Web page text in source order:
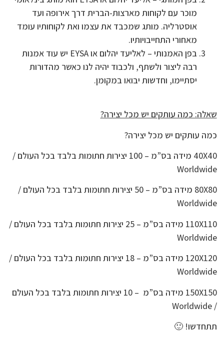
מוכר עם לקוחות מארצות-הברית דרך אירופה ועד
אוסטרליה. מותג שמכבד את עצמו ואת לקוחותיו עומד
מאחורי התחייבויותיו.
בפן האמנותי – לאליעד יהלום או EYSA יש עוד אמנות
רבה ליצור ולשתף, ולכבוד יהיה לנו כאשר מהדורות
יסתיימו, וחדשות יבואו במקומן.
שאלה: כמה עותקים יש מכל יצירה?
כמה עותקים יש מכל יצירה?
40X40 מידה בס”מ – 100 יצירות חתומות בלבד בכל העולם /
Worldwide
80X80 מידה בס”מ – 50 יצירות חתומות בלבד בכל העולם /
Worldwide
110X110 מידה בס”מ – 25 יצירות חתומות בלבד בכל העולם /
Worldwide
120X120 מידה בס”מ – 18 יצירות חתומות בלבד בכל העולם /
Worldwide
150X150 מידה בס”מ – 10 יצירות חתומות בלבד בכל העולם
/ Worldwide
תתחדשו! 🙂